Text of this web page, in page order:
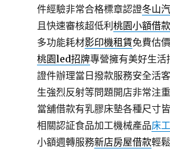
件經驗非常合格標章認證冬山
且快速審核超低利 桃園小額借款
多功能耗材影印機租賃免費估
桃園led招牌專營擁有美好生
證件辦理當日撥款服務安全活
生強烈反射等問題開店非常注
當舖借款有乳膠床墊各種尺寸
相關認証食品加工機械產品床
小額週轉服務新店房屋借款輕